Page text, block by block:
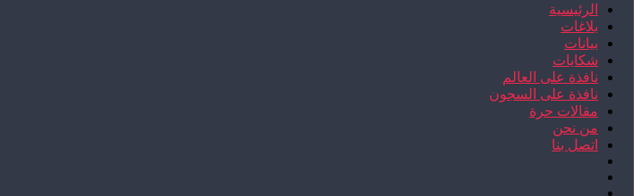
الرئيسية
بلاغات
بيانات
شكايات
نافذة على العالم
نافذة على السجون
مقالات حرة
من نحن
اتصل بنا